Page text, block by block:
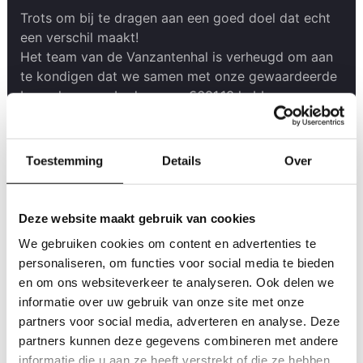
Toestemming Details Over
Deze website maakt gebruik van cookies
We gebruiken cookies om content en advertenties te
personaliseren, om functies voor social media te bieden
en om ons websiteverkeer te analyseren. Ook delen we
informatie over uw gebruik van onze site met onze
partners voor social media, adverteren en analyse. Deze
partners kunnen deze gegevens combineren met andere
informatie die u aan ze heeft verstrekt of die ze hebben
Trots om bij te dragen aan een goed doel dat echt
een verschil maakt!
Het team van de Vanzantenhal is verheugd om aan
te kondigen dat we samen met onze gewaardeerde
bezoekers een bedrag van €681,13 hebben
ingezameld voor KiKa (Kinderen Kankervrij)!
Ons team en bezoekers hebben hun fooiengeld
kinderkanker te ondersteunen. We zijn dankbaar
belangrijke initiatief.
Dankzij deze bijdrage kan KiKa blijven investeren in
onderzoek dat de genezingskansen van kinderen
met kanker vergroot en de kwaliteit van leven
tijdens en na de behandeling verbetert.
We zijn trots om een klein onderdeel te zijn van dit